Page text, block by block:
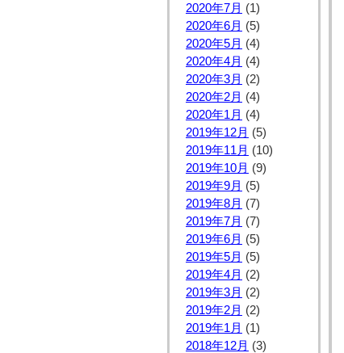
2020年7月 (1)
2020年6月 (5)
2020年5月 (4)
2020年4月 (4)
2020年3月 (2)
2020年2月 (4)
2020年1月 (4)
2019年12月 (5)
2019年11月 (10)
2019年10月 (9)
2019年9月 (5)
2019年8月 (7)
2019年7月 (7)
2019年6月 (5)
2019年5月 (5)
2019年4月 (2)
2019年3月 (2)
2019年2月 (2)
2019年1月 (1)
2018年12月 (3)